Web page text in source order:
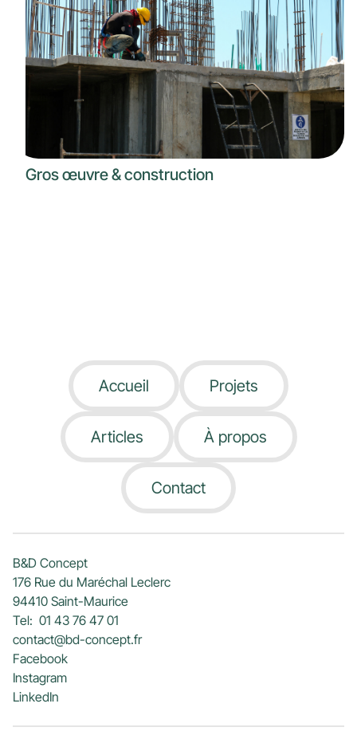
Gros œuvre & construction
Accueil Projets
Articles À propos
Contact
B&D Concept
176 Rue du Maréchal Leclerc
94410 Saint-Maurice
Tel: 01 43 76 47 01
contact@bd-concept.fr
Facebook
Instagram
LinkedIn